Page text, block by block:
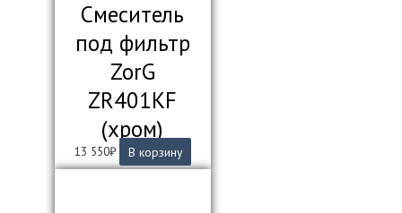
Смеситель
под фильтр
ZorG
ZR401KF
(хром)
13 550₽ В корзину